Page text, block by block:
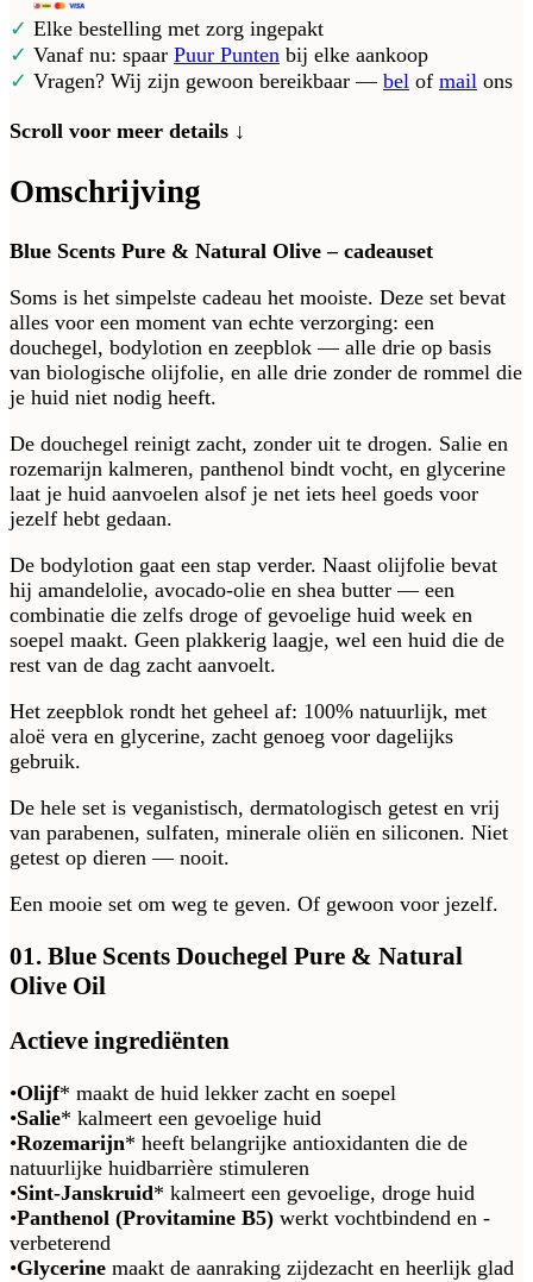
✓ Elke bestelling met zorg ingepakt
✓ Vanaf nu: spaar Puur Punten bij elke aankoop
✓ Vragen? Wij zijn gewoon bereikbaar — bel of mail ons
Scroll voor meer details ↓
Omschrijving
Blue Scents Pure & Natural Olive – cadeauset
Soms is het simpelste cadeau het mooiste. Deze set bevat
alles voor een moment van echte verzorging: een
douchegel, bodylotion en zeepblok — alle drie op basis
van biologische olijfolie, en alle drie zonder de rommel die
je huid niet nodig heeft.
De douchegel reinigt zacht, zonder uit te drogen. Salie en
rozemarijn kalmeren, panthenol bindt vocht, en glycerine
laat je huid aanvoelen alsof je net iets heel goeds voor
jezelf hebt gedaan.
De bodylotion gaat een stap verder. Naast olijfolie bevat
hij amandelolie, avocado-olie en shea butter — een
combinatie die zelfs droge of gevoelige huid week en
soepel maakt. Geen plakkerig laagje, wel een huid die de
rest van de dag zacht aanvoelt.
Het zeepblok rondt het geheel af: 100% natuurlijk, met
aloë vera en glycerine, zacht genoeg voor dagelijks
gebruik.
De hele set is veganistisch, dermatologisch getest en vrij
van parabenen, sulfaten, minerale oliën en siliconen. Niet
getest op dieren — nooit.
Een mooie set om weg te geven. Of gewoon voor jezelf.
01. Blue Scents Douchegel Pure & Natural
Olive Oil
Actieve ingrediënten
•Olijf* maakt de huid lekker zacht en soepel
•Salie* kalmeert een gevoelige huid
•Rozemarijn* heeft belangrijke antioxidanten die de
natuurlijke huidbarrière stimuleren
•Sint-Janskruid* kalmeert een gevoelige, droge huid
•Panthenol (Provitamine B5) werkt vochtbindend en -
verbeterend
•Glycerine maakt de aanraking zijdezacht en heerlijk glad